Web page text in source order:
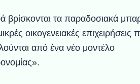
βρίσκονται τα παραδοσιακά
οικογενειακές επιχειρήσεις
από ένα νέο μοντέλο